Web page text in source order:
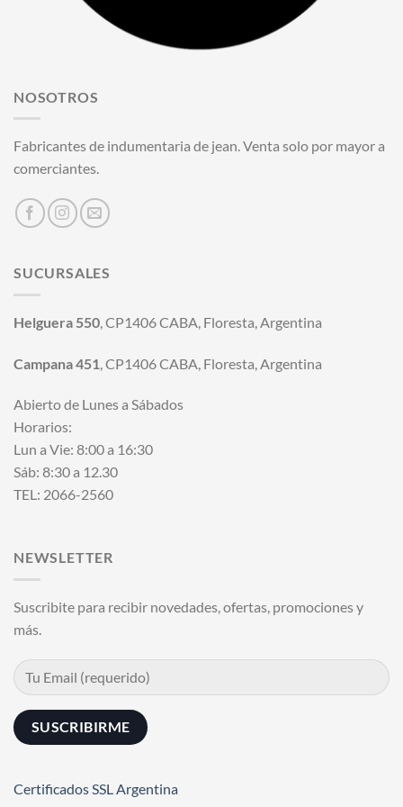
NOSOTROS
Fabricantes de indumentaria de jean. Venta solo por mayor a
comerciantes.
SUCURSALES
Helguera 550, CP1406 CABA, Floresta, Argentina
Campana 451 , CP1406 CABA, Floresta, Argentina
Abierto de Lunes a Sábados
Horarios:
Lun a Vie: 8:00 a 16:30
Sáb: 8:30 a 12.30
TEL: 2066-2560
NEWSLETTER
Suscribite para recibir novedades, ofertas, promociones y
más.
Certificados SSL Argentina